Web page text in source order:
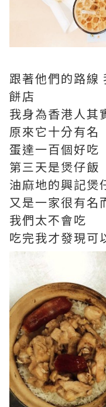
跟著他們的路線
餅店
我身為香港人其
原來它十分有名
蛋達一百個好吃
第三天是煲仔飯
油麻地的興記煲
又是一家很有名
我們太不會吃
吃完我才發現可